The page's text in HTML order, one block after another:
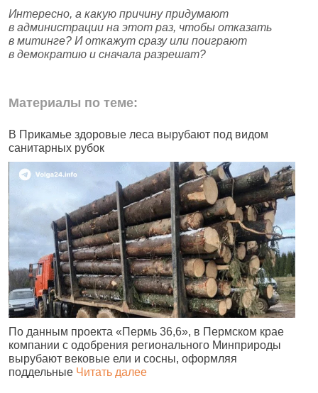
Интересно, а какую причину придумают
в администрации на этот раз, чтобы отказать
в митинге? И откажут сразу или поиграют
в демократию и сначала разрешат?
Материалы по теме:
В Прикамье здоровые леса вырубают под видом
санитарных рубок
По данным проекта «Пермь 36,6», в Пермском крае
компании с одобрения регионального Минприроды
вырубают вековые ели и сосны, оформляя
поддельные Читать далее